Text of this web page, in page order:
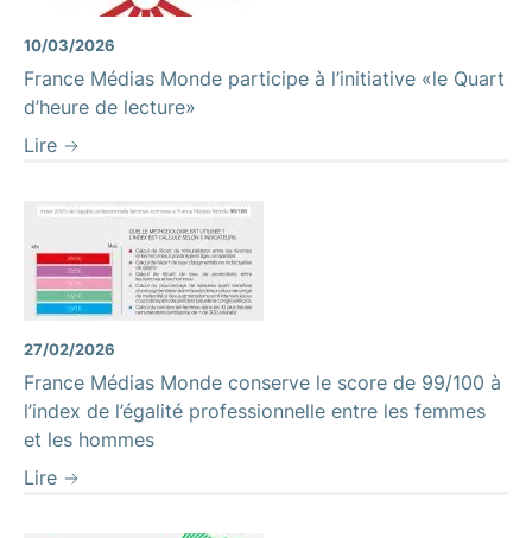
10/03/2026
France Médias Monde participe à l’initiative «le Quart
d’heure de lecture»
Lire
27/02/2026
France Médias Monde conserve le score de 99/100 à
l’index de l’égalité professionnelle entre les femmes
et les hommes
Lire